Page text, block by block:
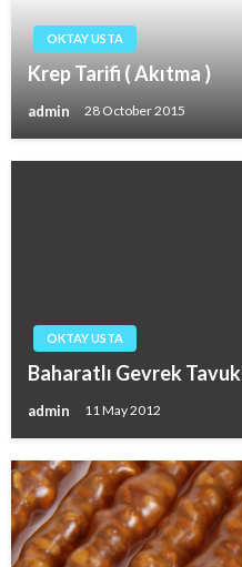
OKTAY USTA
Krep Tarifi ( Akıtma )
admin 28 October 2015
OKTAY USTA
Baharatlı Gevrek
admin 11 May 2012